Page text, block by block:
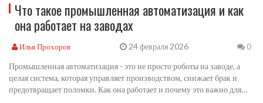
Что такое промышленная автоматизация и как
она работает на заводах
Илья Прохоров 24 февраля 2026 0
Промышленная автоматизация - это не просто роботы на заводе, а
целая система, которая управляет производством, снижает брак и
предотвращает поломки. Как она работает и почему это важно для